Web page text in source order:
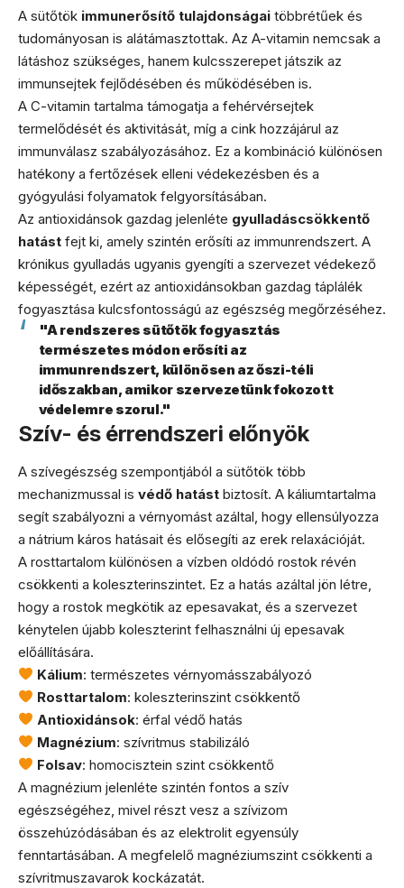
A sütőtök immunerősítő tulajdonságai többrétűek és
tudományosan is alátámasztottak. Az A-vitamin nemcsak a
látáshoz szükséges, hanem kulcsszerepet játszik az
immunsejtek fejlődésében és működésében is.
A C-vitamin tartalma támogatja a fehérvérsejtek
termelődését és aktivitását, míg a cink hozzájárul az
immunválasz szabályozásához. Ez a kombináció különösen
hatékony a fertőzések elleni védekezésben és a
gyógyulási folyamatok felgyorsításában.
Az antioxidánsok gazdag jelenléte gyulladáscsökkentő
hatást fejt ki, amely szintén erősíti az immunrendszert. A
krónikus gyulladás ugyanis gyengíti a szervezet védekező
képességét, ezért az antioxidánsokban gazdag táplálék
fogyasztása kulcsfontosságú az egészség megőrzéséhez.
"A rendszeres sütőtök fogyasztás
természetes módon erősíti az
immunrendszert, különösen az őszi-téli
időszakban, amikor szervezetünk fokozott
védelemre szorul."
Szív- és érrendszeri előnyök
A szívegészség szempontjából a sütőtök több
mechanizmussal is védő hatást biztosít. A káliumtartalma
segít szabályozni a vérnyomást azáltal, hogy ellensúlyozza
a nátrium káros hatásait és elősegíti az erek relaxációját.
A rosttartalom különösen a vízben oldódó rostok révén
csökkenti a koleszterinszintet. Ez a hatás azáltal jön létre,
hogy a rostok megkötik az epesavakat, és a szervezet
kénytelen újabb koleszterint felhasználni új epesavak
előállítására.
Kálium: természetes vérnyomásszabályozó
Rosttartalom: koleszterinszint csökkentő
Antioxidánsok: érfal védő hatás
Magnézium: szívritmus stabilizáló
Folsav: homocisztein szint csökkentő
A magnézium jelenléte szintén fontos a szív
egészségéhez, mivel részt vesz a szívizom
összehúzódásában és az elektrolit egyensúly
fenntartásában. A megfelelő magnéziumszint csökkenti a
szívritmuszavarok kockázatát.